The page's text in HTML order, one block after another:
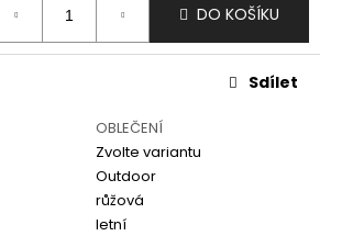
DO KOŠÍKU
OBLEČENÍ
Zvolte variantu
Outdoor
růžová
letní
Sdílet